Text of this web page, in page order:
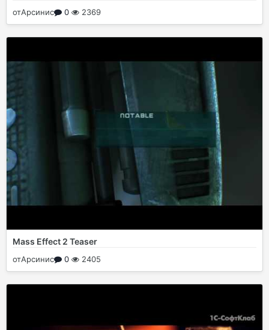
отАрсинис 0 2369
Mass Effect 2 Teaser
отАрсинис 0 2405